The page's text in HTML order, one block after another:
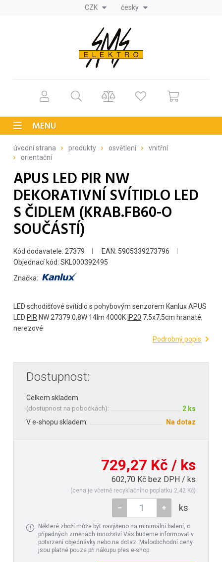
CZK česky
MENU
úvodní strana produkty osvětlení
vnitřní
orientační
APUS LED PIR NW
DEKORATIVNÍ SVÍTIDLO LED
S ČIDLEM (KRAB.FB60-O
SOUČÁSTÍ)
Kód dodavatele: 27379
EAN: 5905339273796
Objednací kód: SKL000392495
Značka:
LED schodišťové svítidlo s pohybovým senzorem Kanlux APUS
LED PIR NW 27379 0,8W 14lm 4000K IP20 7,5x7,5cm hranaté,
nerezové
Podrobný popis
Dostupnost:
Celkem skladem
(dostupnost na pobočkách):
2 ks
V e-shopu skladem:
Na dotaz
729,27 Kč / ks
602,70 Kč bez DPH / ks
(cena je včetně recyklačního poplatku 2,42 Kč)
ks
Některé zboží může být navýšeno na minimální balení, o
případných změnách množství Vás budeme informovat v
potvrzení objednávky nebo na dotaz. Maloobchodní ceny
jsou platné pouze při nákupu přes e-shop.